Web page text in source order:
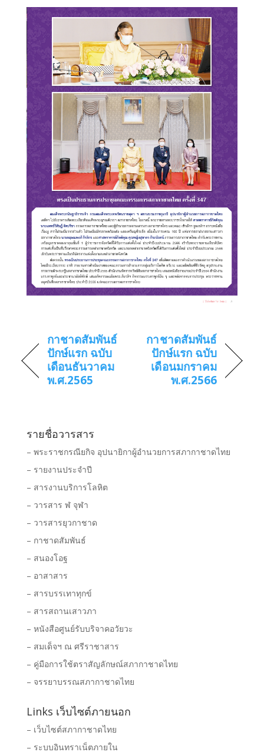
กาชาดสัมพันธ์
ปักษ์แรก ฉบับ
เดือนธันวาคม
พ.ศ.2565
กาชาดสัมพันธ์
ปักษ์แรก ฉบับ
เดือนมกราคม
พ.ศ.2566
รายชื่อวารสาร
– พระราชกรณียกิจ อุปนายิกาผู้อำนวยการสภากาชาดไทย
– รายงานประจำปี
– สารงานบริการโลหิต
– วารสาร ฬ จุฬา
– วารสารยุวกาชาด
– กาชาดสัมพันธ์
– สนองโอฐ
– อาสาสาร
– สารบรรเทาทุกข์
– สารสถานเสาวภา
– หนังสือศูนย์รับบริจาคอวัยวะ
– สมเด็จฯ ณ ศรีราชาสาร
– คู่มือการใช้ตราสัญลักษณ์สภากาชาดไทย
– จรรยาบรรณสภากาชาดไทย
Links เว็บไซต์ภายนอก
– เว็บไซต์สภากาชาดไทย
– ระบบอินทราเน็ตภายใน